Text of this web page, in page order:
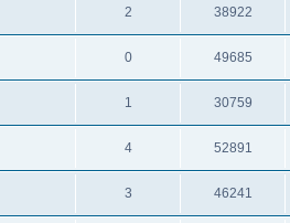
2 38922
0 49685
1 30759
4 52891
3 46241